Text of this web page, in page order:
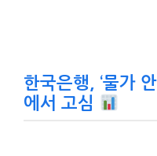
한국은행, ‘물가 안
에서 고심